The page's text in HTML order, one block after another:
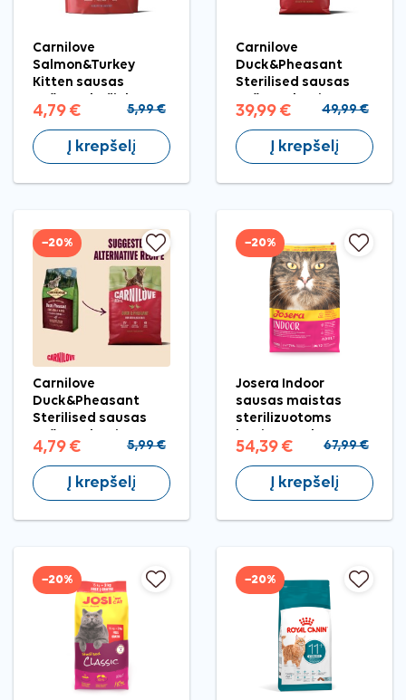
Carnilove
Salmon&Turkey
Kitten sausas
400 g
4,79 € 5,99 €
Į krepšelį
Carnilove
Duck&Pheasant
Sterilised sausas
kg
39,99 € 49,99 €
Į krepšelį
−20%
Carnilove
Duck&Pheasant
Sterilised sausas
400 g
4,79 € 5,99 €
Į krepšelį
−20%
Josera Indoor
sausas maistas
sterilizuotoms
54,39 € 67,99 €
Į krepšelį
−20% −20%